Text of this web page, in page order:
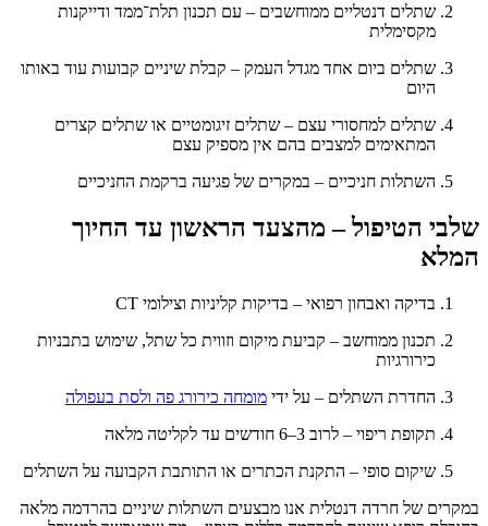
שתלים דנטליים ממוחשבים – עם תכנון תלת־ממד ודייקנות
מקסימלית
שתלים ביום אחד מגדל העמק – קבלת שיניים קבועות עוד באותו
היום
שתלים למחסורי עצם – שתלים זיגומטיים או שתלים קצרים
המתאימים למצבים בהם אין מספיק עצם
השתלות חניכיים – במקרים של פגיעה ברקמת החניכיים
שלבי הטיפול – מהצעד הראשון עד החיוך
המלא
בדיקה ואבחון רפואי – בדיקות קליניות וצילומי CT
תכנון ממוחשב – קביעת מיקום וזווית כל שתל, שימוש בתבניות
כירורגיות
החדרת השתלים – על ידי מומחה כירורג פה ולסת בעפולה
תקופת ריפוי – לרוב 3–6 חודשים עד לקליטה מלאה
שיקום סופי – התקנת הכתרים או התותבת הקבועה על השתלים
במקרים של חרדה דנטלית אנו מבצעים השתלות שיניים בהרדמה מלאה